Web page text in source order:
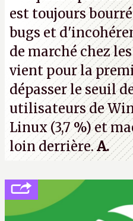
est toujours
bugs et
de marché chez
vient pour la
dépasser le seuil
utilisateurs de
Linux (3,7 %) et
loin derrière.A.